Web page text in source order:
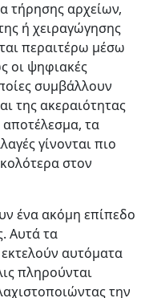
τήρησης αρχείων,
ή χειραγώγησης
περαιτέρω μέσω
οι ψηφιακές
συμβάλλουν
της ακεραιότητας
τα
γίνονται πιο
στον
ένα ακόμη επίπεδο
Αυτά τα
αυτόματα
πληρούνται
την